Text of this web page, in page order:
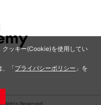
クッキー(Cookie)を使用してい
、「プライバシーポリシー 」を
Reserved.